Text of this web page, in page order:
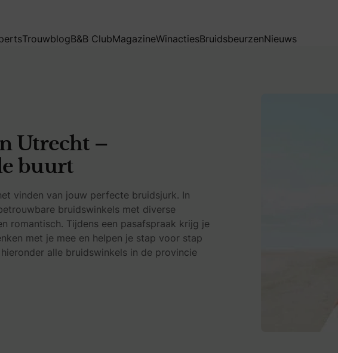
de buurtTrouwblogB&B ClubMagazineWinactiesBruidsbeurzenNieuws
Utrecht –
buurt
vinden van jouw perfecte bruidsjurk. In
bruidswinkels met diverse
romantisch. Tijdens een pasafspraak krijg je
met je mee en helpen je stap voor stap
alle bruidswinkels in de provincie